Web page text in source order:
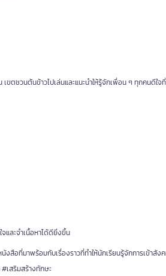
ขตชวนต้นข้าวไปเล่นและแนะนำให้รู้จักเพื่อน ๆ ทุกคนดีใ
และจำเนื้อหาได้ดียิ่งขึ้น
สือที่มาพร้อมกับเรื่องราวที่ทำให้นักเรียนรู้จักการเข้าสัง
เสริมสร้างทักษะ